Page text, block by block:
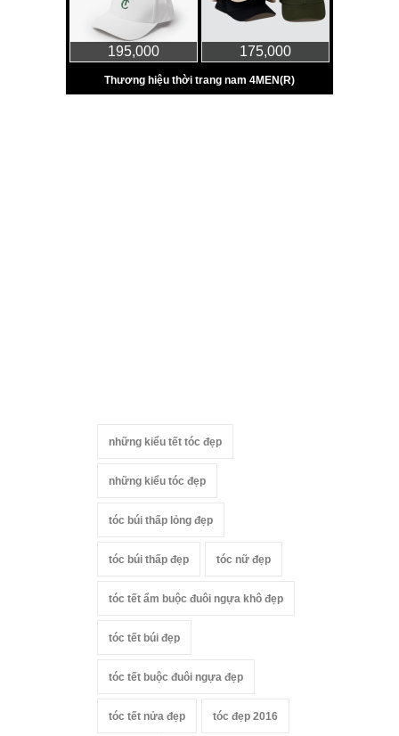
những kiểu tết tóc đẹp
những kiểu tóc đẹp
tóc búi thấp lỏng đẹp
tóc búi thấp đẹp tóc nữ đẹp
tóc tết ẩm buộc đuôi ngựa khô đẹp
tóc tết búi đẹp
tóc tết buộc đuôi ngựa đẹp
tóc tết nửa đẹp tóc đẹp 2016